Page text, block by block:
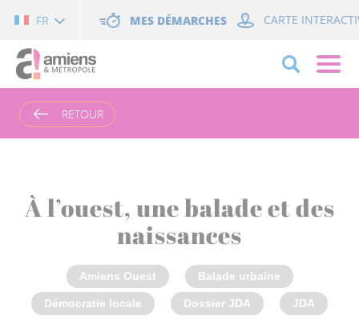
FR MES DÉMARCHES CARTE
RETOUR
À l’ouest, une balade et des
naissances
Amiens Ouest Balade urbaine
Démocratie locale Dossier JDA JDA